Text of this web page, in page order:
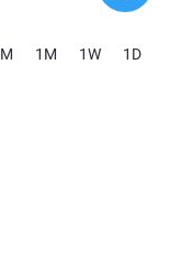
1D
1W
1M
3M